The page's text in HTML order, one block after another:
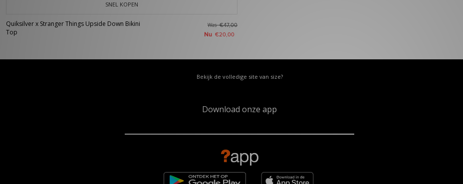
SNEL KOPEN
Quiksilver x Stranger Things Upside Down Bikini
Top
Was€47,00
Nu €20,00
Bekijk de volledige site van size?
Download onze app